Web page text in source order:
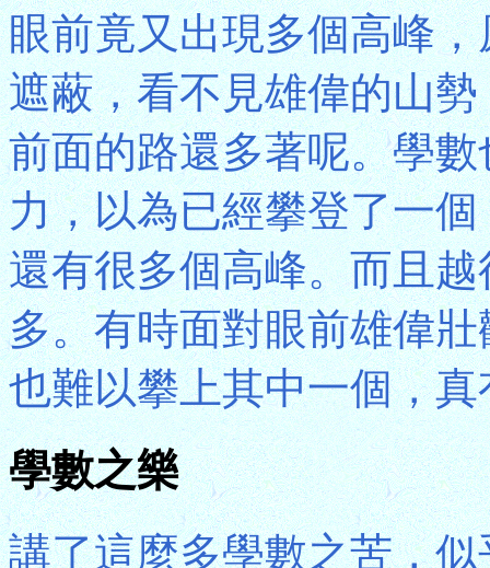
眼前竟又出現多個高峰
遮蔽，看不見雄偉的山
前面的路還多著呢。學
力，以為已經攀登了一
還有很多個高峰。而且
多。有時面對眼前雄偉
也難以攀上其中一個，
學數之樂
講了這麼多學數之苦，